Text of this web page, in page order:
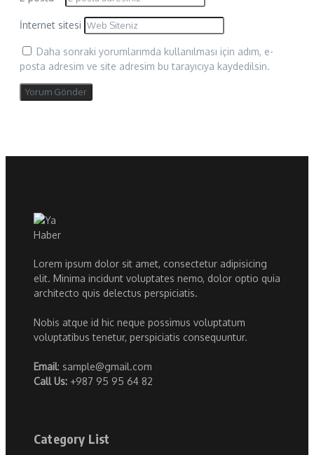
İnternet sitesi
Daha sonraki yorumlarımda kullanılması için adım, e-
posta adresim ve site adresim bu tarayıcıya kaydedilsin.
Lorem ipsum dolor sit amet, consectetur adipisicing
elit. Minima incidunt voluptates nemo, dolor optio quia
architecto quis delectus perspiciatis.
Nobis atque id hic neque possimus voluptatum
voluptatibus tenetur, perspiciatis consequuntur.
Email: sample@gmail.com
Call Us: +987 95 95 64 82
Category List